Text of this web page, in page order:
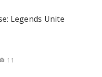
Legends Unite
11